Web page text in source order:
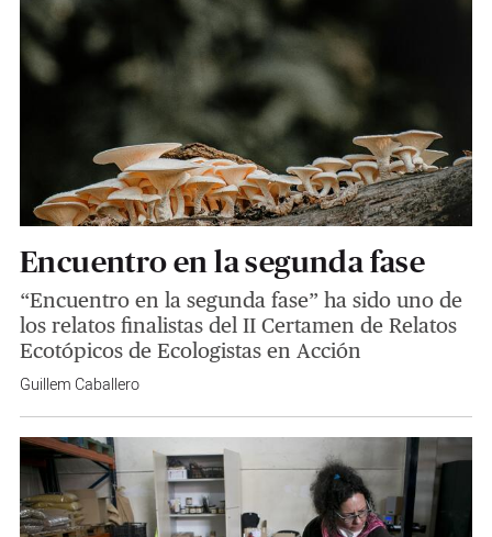
Encuentro en la segunda fase
“Encuentro en la segunda fase” ha sido uno de
los relatos finalistas del II Certamen de Relatos
Ecotópicos de Ecologistas en Acción
Guillem Caballero